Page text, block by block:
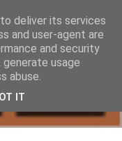
deliver its services
and user-agent are
and security
usage
abuse.
IT